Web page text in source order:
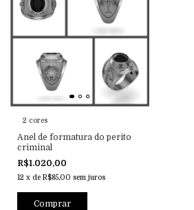
2 cores
Anel de formatura do perito
criminal
R$1.020,00
12 x de R$85,00 sem juros
Comprar